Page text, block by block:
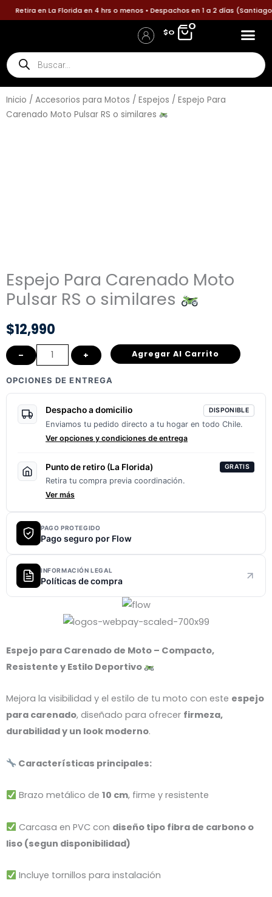
al
Retira en La Florida en 4 hrs o menos • Despachos en 1 a 2 días
$0
0
Búsqueda
de
productos
Inicio / Accesorios para Motos / Espejos / Espejo Para
Carenado Moto Pulsar RS o similares
Espejo Para Carenado Moto
Pulsar RS o similares
$12,990
Espejo
Para
Carenado
Pulsar
similares
cantidad
– + Agregar Al Carrito
OPCIONES DE ENTREGA
Despacho a domicilio DISPONIBLE
Enviamos tu pedido directo a tu hogar en todo Chile.
Ver opciones y condiciones de entrega
Punto de retiro (La Florida) GRATIS
Retira tu compra previa coordinación.
Ver más
PAGO PROTEGIDO
Pago seguro por Flow
INFORMACIÓN LEGAL
Políticas de compra
Espejo para Carenado de Moto – Compacto,
Resistente y Estilo Deportivo
Mejora la visibilidad y el estilo de tu moto con este espejo
para carenado, diseñado para ofrecer firmeza,
durabilidad y un look moderno.
Características principales:
Brazo metálico de 10 cm, firme y resistente
Carcasa en PVC con diseño tipo fibra de carbono o
liso (segun disponibilidad)
Incluye tornillos para instalación